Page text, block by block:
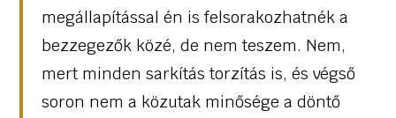
megállapítással én is felsorakozhatnék a
bezzegezők közé, de nem teszem. Nem,
mert minden sarkítás torzítás is, és végső
soron nem a közutak minősége a döntő